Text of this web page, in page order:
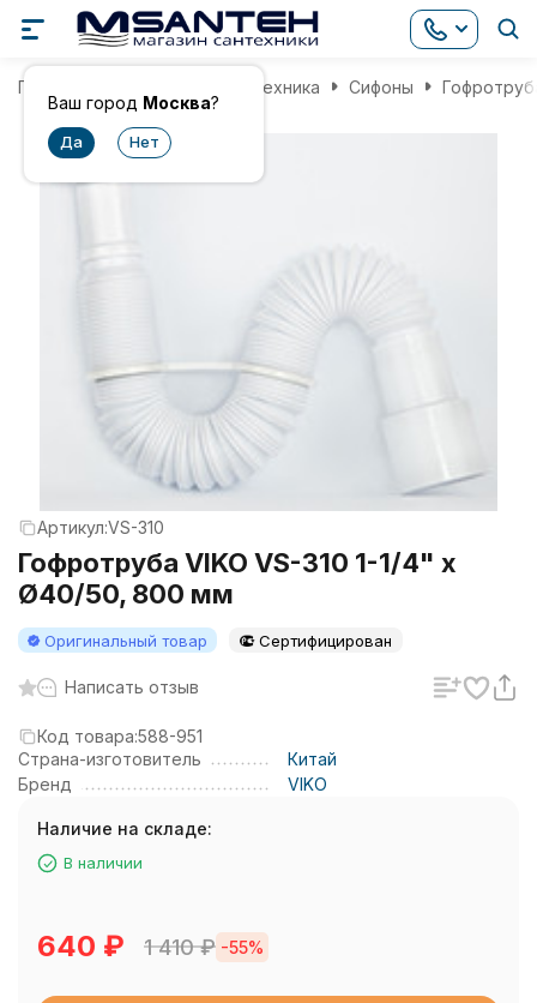
Ваш город Москва?
Главная Инженерная сантехника Сифоны
Артикул:VS-310
Гофротруба VIKO VS-310 1-1/4" x
Ø40/50, 800 мм
Оригинальный товар Сертифицирован
Написать отзыв
Код товара:588-951
Страна-изготовитель
Китай
Бренд
VIKO
Наличие на складе:
В наличии
640 ₽ 1 410₽ -55%